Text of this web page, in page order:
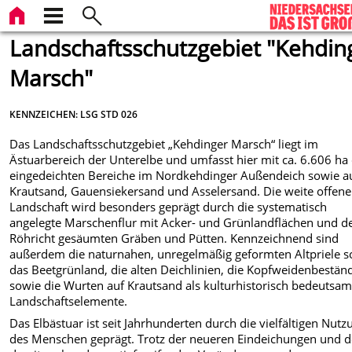
Landschaftsschutzgebiet
Marsch"
KENNZEICHEN: LSG STD 026
Das Landschaftsschutzgebiet „Kehdinger Marsch“ liegt im
Ästuarbereich der Unterelbe und umfasst hier mit ca. 6.606 ha
eingedeichten Bereiche im Nordkehdinger Außendeich sowie
Krautsand, Gauensiekersand und Asselersand. Die weite offene
Landschaft wird besonders geprägt durch die systematisch
angelegte Marschenflur mit Acker- und Grünlandflächen und
Röhricht gesäumten Gräben und Pütten. Kennzeichnend sind
außerdem die naturnahen, unregelmäßig geformten Altpriele
das Beetgrünland, die alten Deichlinien, die
sowie die Wurten auf Krautsand als kulturhistorisch
Landschaftselemente.
Das Elbästuar ist seit Jahrhunderten durch die vielfältigen
des Menschen geprägt. Trotz der neueren Eindeichungen und